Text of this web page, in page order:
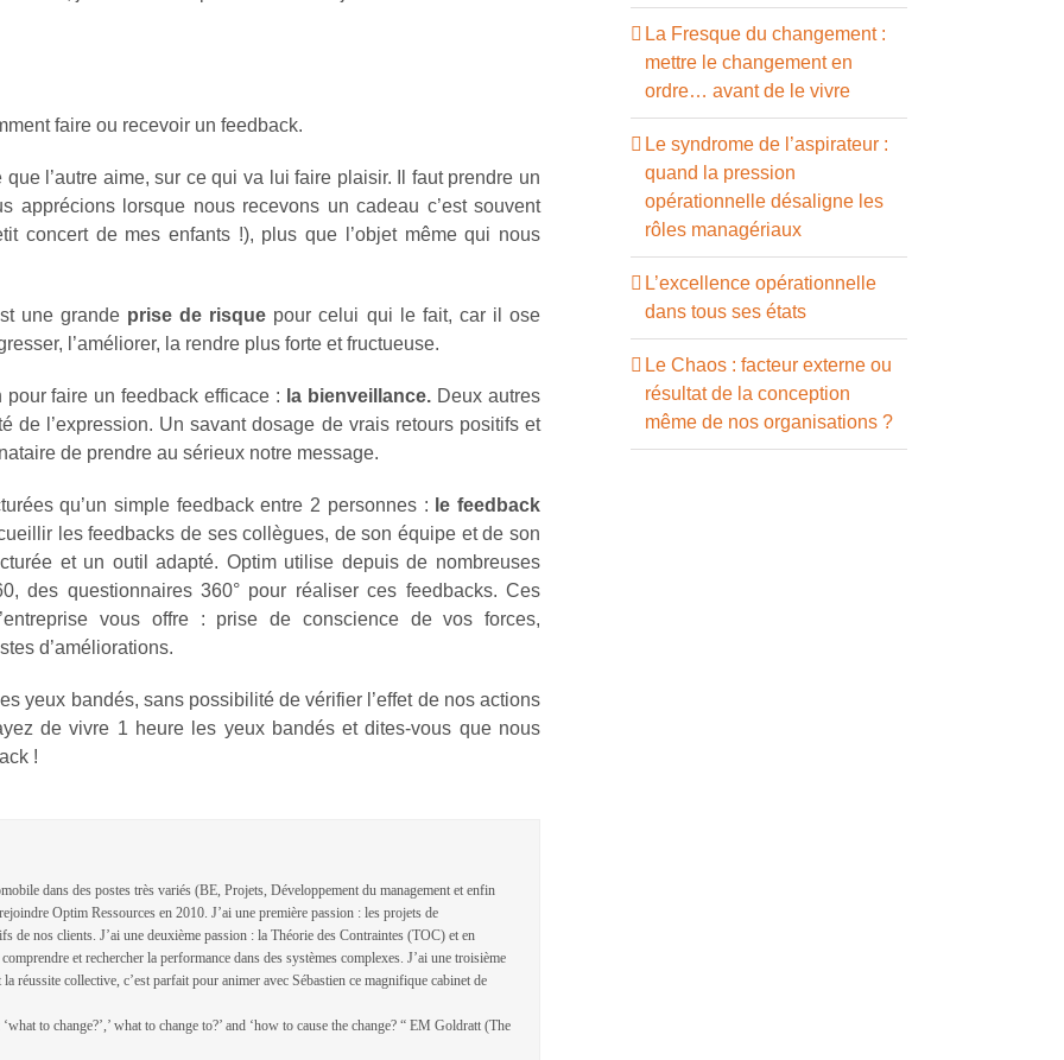
faire ou recevoir un feedback.
l’autre aime, sur ce qui va lui faire plaisir. Il faut prendre un
lorsque nous recevons un cadeau c’est souvent
concert de mes enfants !), plus que l’objet même qui nous
une grande prise de risque pour celui qui le fait, car il ose
l’améliorer, la rendre plus forte et fructueuse.
faire un feedback efficace : la bienveillance. Deux autres
de l’expression. Un savant dosage de vrais retours positifs et
de prendre au sérieux notre message.
qu’un simple feedback entre 2 personnes : le feedback
les feedbacks de ses collègues, de son équipe et de son
et un outil adapté. Optim utilise depuis de nombreuses
des questionnaires 360° pour réaliser ces feedbacks. Ces
vous offre : prise de conscience de vos forces,
d’améliorations.
yeux bandés, sans possibilité de vérifier l’effet de nos actions
de vivre 1 heure les yeux bandés et dites-vous que nous
!
dans des postes très variés (BE, Projets, Développement du management et enfin
Optim Ressources en 2010. J’ai une première passion : les projets de
de nos clients. J’ai une deuxième passion : la Théorie des Contraintes (TOC) et en
et rechercher la performance dans des systèmes complexes. J’ai une troisième
réussite collective, c’est parfait pour animer avec Sébastien ce magnifique cabinet de
to change?’,’ what to change to?’ and ‘how to cause the change? “ EM Goldratt (The
La Fresque du changement :
mettre le changement en
ordre… avant de le vivre
Le syndrome de l’aspirateur :
quand la pression
opérationnelle désaligne les
rôles managériaux
L’excellence opérationnelle
dans tous ses états
Le Chaos : facteur externe ou
résultat de la conception
même de nos organisations ?